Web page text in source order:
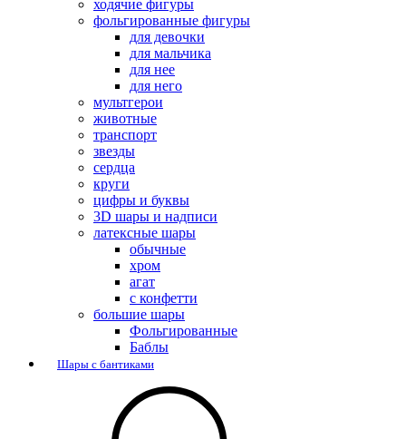
ходячие фигуры
фольгированные фигуры
для девочки
для мальчика
для нее
для него
мультгерои
животные
транспорт
звезды
сердца
круги
цифры и буквы
3D шары и надписи
латексные шары
обычные
хром
агат
с конфетти
большие шары
Фольгированные
Баблы
Шары с бантиками